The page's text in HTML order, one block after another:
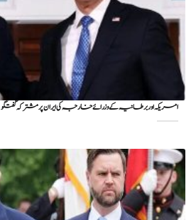
امریکہ اور برطانیہ کے وزرائے خارجہ کی ایران پر مشترکہ گفتگو